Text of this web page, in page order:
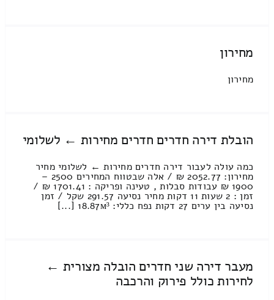
מחירון
מחירון
הובלת דירה חדרים חדרים מחירות ← לשלומי
כמה עולה לעבור דירה חדרים מחירות ← לשלומי מחיר
מחירון: 2052.77 ₪ / אלה שבטווח המחירים 2500 –
1900 ₪ עבודות סבלות , טעינה ופריקה : 1701.41 ₪ /
זמן : 2 שעות 11 דקות מחיר נסיעה 291.57 שקל / זמן
נסיעה בין ערים 27 דקות נפח כללי: 18.87м³ [...]
מעבר דירה שני חדרים הובלה מצורית ←
לחירות כולל פירוק והרכבה